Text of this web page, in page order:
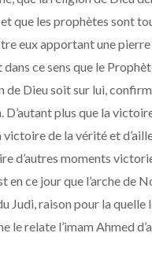
que les prophètes sont
eux apportant une pierre
dans ce sens que le
de Dieu soit sur lui,
D’autant plus que la
victoire de la vérité et
d’autres moments
en ce jour que l’arche de
Judi, raison pour la quelle
le relate l’imam Ahmed